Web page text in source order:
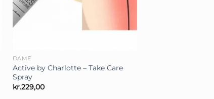
DAME
Active by Charlotte – Take Care
Spray
kr.229,00